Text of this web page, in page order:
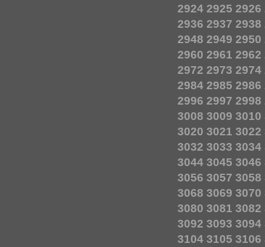
2924 2925 2926
2936 2937 2938
2948 2949 2950
2960 2961 2962
2972 2973 2974
2984 2985 2986
2996 2997 2998
3008 3009 3010
3020 3021 3022
3032 3033 3034
3044 3045 3046
3056 3057 3058
3068 3069 3070
3080 3081 3082
3092 3093 3094
3104 3105 3106